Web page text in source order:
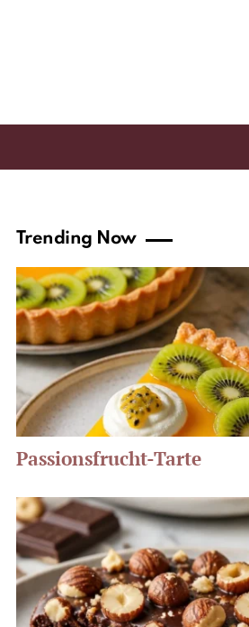
Trending Now
Passionsfrucht-Tarte